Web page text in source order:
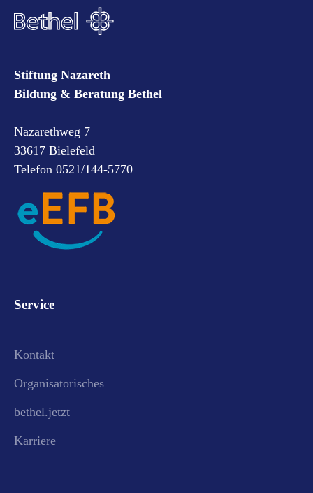
Stiftung Nazareth
Bildung & Beratung Bethel
Nazarethweg 7
33617 Bielefeld
Telefon 0521/144-5770
Service
Kontakt
Organisatorisches
bethel.jetzt
Karriere